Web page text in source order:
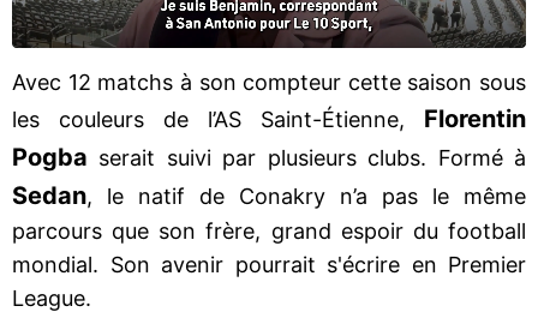
Avec 12 matchs à son compteur cette saison sous
les couleurs de l’AS Saint-Étienne, Florentin
Pogba serait suivi par plusieurs clubs. Formé à
Sedan, le natif de Conakry n’a pas le même
parcours que son frère, grand espoir du football
mondial. Son avenir pourrait s'écrire en Premier
League.